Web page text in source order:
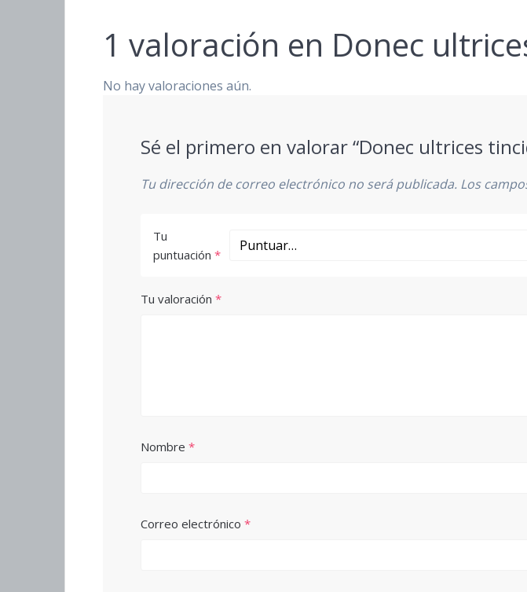
1 valoración en Donec
No hay valoraciones aún.
Sé el primero en valorar “Donec ultrices
Tu dirección de correo electrónico no será publicada. Los
Tu
puntuación*
Tu valoración*
Nombre*
Correo electrónico*